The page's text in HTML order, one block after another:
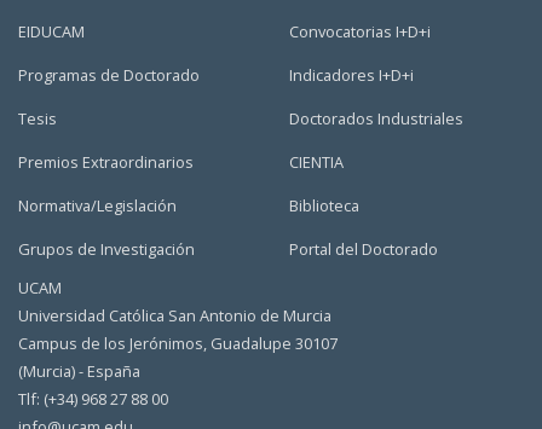
EIDUCAM
Programas de Doctorado
Tesis
Premios Extraordinarios
Normativa/Legislación
Grupos de Investigación
Convocatorias I+D+i
Indicadores I+D+i
Doctorados Industriales
CIENTIA
Biblioteca
Portal del Doctorado
UCAM
Universidad Católica San Antonio de Murcia
Campus de los Jerónimos, Guadalupe 30107
(Murcia) - España
Tlf: (+34) 968 27 88 00